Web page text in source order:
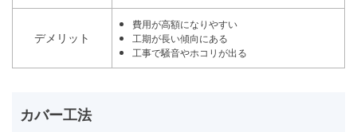
デメリット
費用が高額になりやすい
工期が長い傾向にある
工事で騒音やホコリが出る
カバー工法